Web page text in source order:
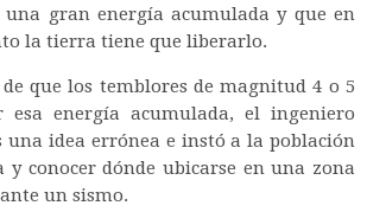
gran energía acumulada y que en
la tierra tiene que liberarlo.
que los temblores de magnitud 4 o 5
energía acumulada, el ingeniero
una idea errónea e instó a la población
y conocer dónde ubicarse en una zona
un sismo.